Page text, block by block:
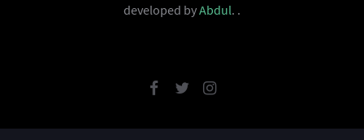
developed byAbdul. .